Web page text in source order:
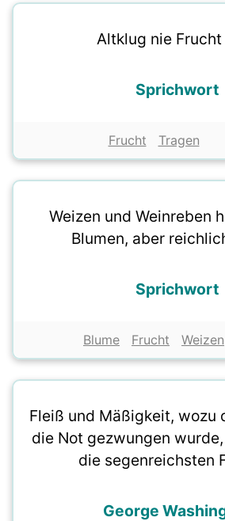
Altklug nie
Sprichwort
Frucht Tragen
Weizen und Weinreben
Blumen, aber
Sprichwort
Blume Frucht Weizen
Fleiß und Mäßigkeit, wozu
die Not gezwungen
die segenreichsten
George